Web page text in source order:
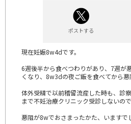
ポストする
現在妊娠8w4dです。
6週後半から食べつわりがあり、7週が
くなり、8w3dの夜ご飯を食べてから悪
体外受精で以前稽留流産した時も、診
まで不妊治療クリニック受診しないの
悪阻が8wでおさまったかた、いますで